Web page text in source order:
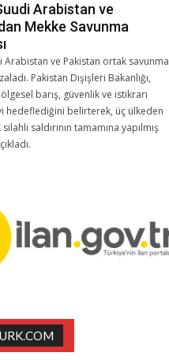
Arabistan ve
Mekke Savunma
Arabistan ve Pakistan ortak savunma
Pakistan Dışişleri Bakanlığı,
barış, güvenlik ve istikrarı
hedeflediğini belirterek, üç ülkeden
saldırının tamamına yapılmış